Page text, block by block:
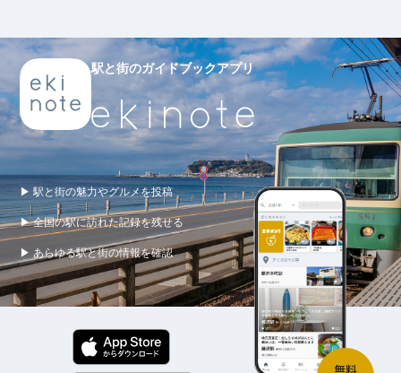
駅と街のガイドブックアプリ
▶ 駅と街の魅力やグルメを投稿
▶ 全国の駅に訪れた記録を残せる
▶ あらゆる駅と街の情報を確認